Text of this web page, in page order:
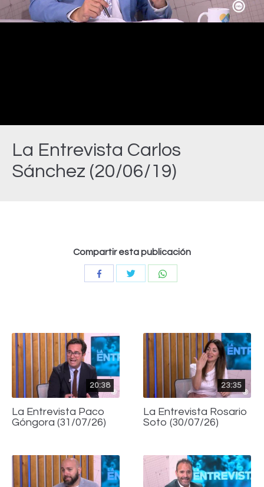
La Entrevista Carlos
Sánchez (20/06/19)
Video
Compartir esta publicación
CompartirCompartir
20:38
La Entrevista Paco
Góngora (31/07/26)
23:35
La Entrevista Rosario
Soto (30/07/26)